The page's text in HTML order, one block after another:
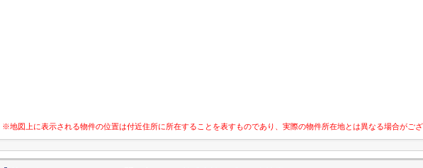
※地図上に表示される物件の位置は付近住所に所在することを表すものであり、実際の物件所在地とは異なる場合がござ